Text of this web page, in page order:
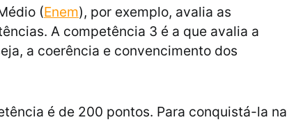
(Enem), por exemplo, avalia as
A competência 3 é a que avalia a
a coerência e convencimento dos
é de 200 pontos. Para conquistá-la na